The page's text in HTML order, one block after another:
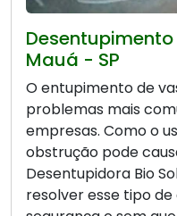
Mauá - SP
O entupimento de
problemas mais
empresas. Como o
obstrução pode
Desentupidora Bio
resolver esse tipo